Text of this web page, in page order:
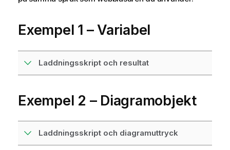
Exempel 1 – Variabel
Laddningsskript och resultat
Exempel 2 – Diagramobjekt
Laddningsskript och diagramuttryck